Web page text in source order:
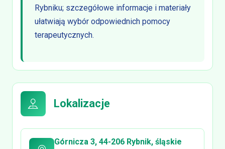
Rybniku; szczegółowe informacje i materiały
ułatwiają wybór odpowiednich pomocy
terapeutycznych.
Lokalizacje
Górnicza 3, 44-206 Rybnik, śląskie